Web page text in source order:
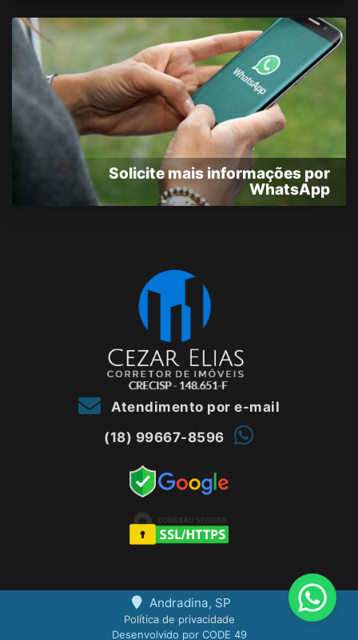
Solicite mais informações por
WhatsApp
Atendimento por e-mail
(18) 99667-8596
Andradina, SP
Política de privacidade
Desenvolvido por CODE 49